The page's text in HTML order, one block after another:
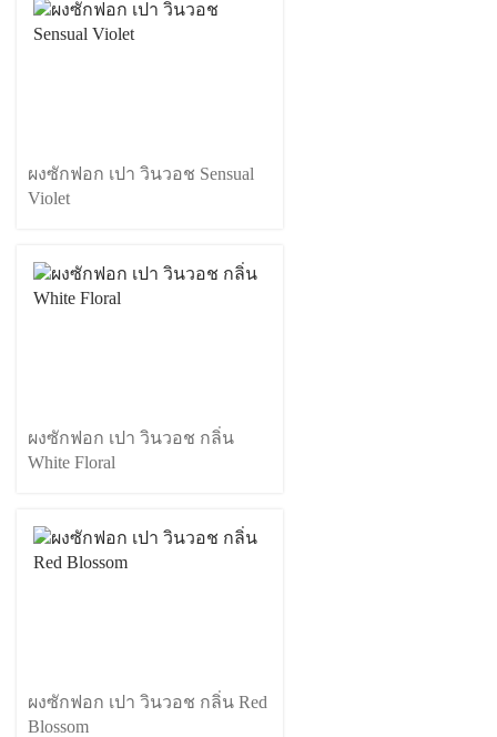
ผงซักฟอก เปา วินวอช Sensual
Violet
ผงซักฟอก เปา วินวอช กลิ่น
White Floral
ผงซักฟอก เปา วินวอช กลิ่น Red
Blossom